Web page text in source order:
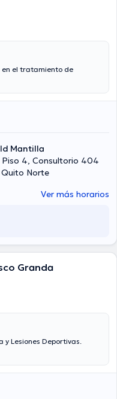
el tratamiento de
Mantilla
4, Consultorio 404
Norte
Ver más horarios
Granda
y Lesiones Deportivas.